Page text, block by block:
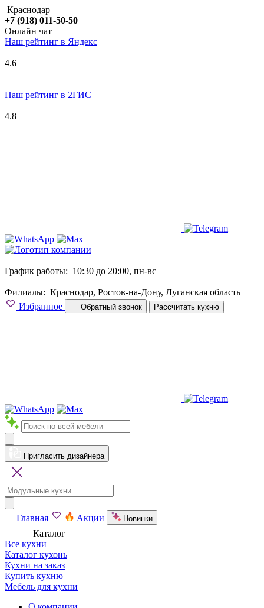
Краснодар
+7 (918) 011-50-50
Онлайн чат
Наш рейтинг в Яндекс
4.6
Наш рейтинг в 2ГИС
4.8
График работы: 10:30 до 20:00, пн-вс
Филиалы: Краснодар, Ростов-на-Дону, Луганская область
Избранное
Обратный звонок Рассчитать кухню
Пригласить дизайнера
Главная Акции Новинки
Каталог
Все кухни
Каталог кухонь
Кухни на заказ
Купить кухню
Мебель для кухни